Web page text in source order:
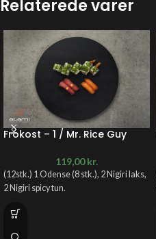
Relaterede varer
Frokost – 1 / Mr. Rice Guy
119,00kr.
(12stk.) 1 Odense (8 stk.), 2 Nigiri laks,
2 Nigiri spicy tun.